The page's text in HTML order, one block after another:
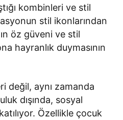
kombinleri ve stil
stil ikonlarından
öz güveni ve stil
hayranlık duymasının
değil, aynı zamanda
dışında, sosyal
Özellikle çocuk